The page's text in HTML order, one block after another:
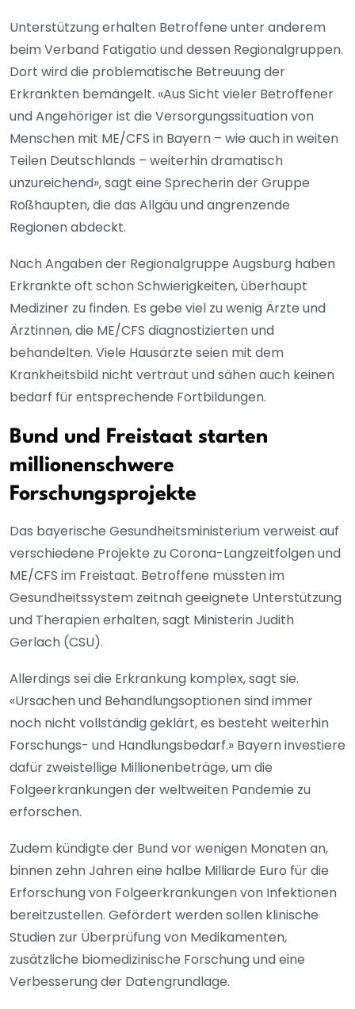
Unterstützung erhalten Betroffene unter anderem
beim Verband Fatigatio und dessen Regionalgruppen.
Dort wird die problematische Betreuung der
Erkrankten bemängelt. «Aus Sicht vieler Betroffener
und Angehöriger ist die Versorgungssituation von
Menschen mit ME/CFS in Bayern – wie auch in weiten
Teilen Deutschlands – weiterhin dramatisch
unzureichend», sagt eine Sprecherin der Gruppe
Roßhaupten, die das Allgäu und angrenzende
Regionen abdeckt.
Nach Angaben der Regionalgruppe Augsburg haben
Erkrankte oft schon Schwierigkeiten, überhaupt
Mediziner zu finden. Es gebe viel zu wenig Ärzte und
Ärztinnen, die ME/CFS diagnostizierten und
behandelten. Viele Hausärzte seien mit dem
Krankheitsbild nicht vertraut und sähen auch keinen
bedarf für entsprechende Fortbildungen.
Bund und Freistaat starten
millionenschwere
Forschungsprojekte
Das bayerische Gesundheitsministerium verweist auf
verschiedene Projekte zu Corona-Langzeitfolgen und
ME/CFS im Freistaat. Betroffene müssten im
Gesundheitssystem zeitnah geeignete Unterstützung
und Therapien erhalten, sagt Ministerin Judith
Gerlach (CSU).
Allerdings sei die Erkrankung komplex, sagt sie.
«Ursachen und Behandlungsoptionen sind immer
noch nicht vollständig geklärt, es besteht weiterhin
Forschungs- und Handlungsbedarf.» Bayern investiere
dafür zweistellige Millionenbeträge, um die
Folgeerkrankungen der weltweiten Pandemie zu
erforschen.
Zudem kündigte der Bund vor wenigen Monaten an,
binnen zehn Jahren eine halbe Milliarde Euro für die
Erforschung von Folgeerkrankungen von Infektionen
bereitzustellen. Gefördert werden sollen klinische
Studien zur Überprüfung von Medikamenten,
zusätzliche biomedizinische Forschung und eine
Verbesserung der Datengrundlage.